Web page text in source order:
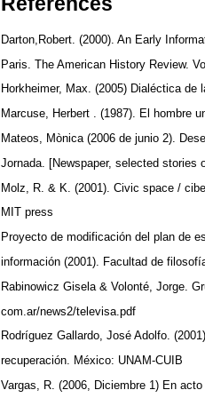
Darton,Robert. (2000). An Early
Paris. The American History Review.
Horkheimer, Max. (2005) Dialéctica
Marcuse, Herbert . (1987). El hombre
Mateos, Mònica (2006 de junio 2).
Jornada. [Newspaper, selected stories
Molz, R. & K. (2001). Civic space /
MIT press
Proyecto de modificación del plan de
información (2001). Facultad de
Rabinowicz Gisela & Volonté, Jorge.
com.ar/news2/televisa.pdf
Rodríguez Gallardo, José Adolfo.
recuperación. México: UNAM-CUIB
Vargas, R. (2006, Diciembre 1) En